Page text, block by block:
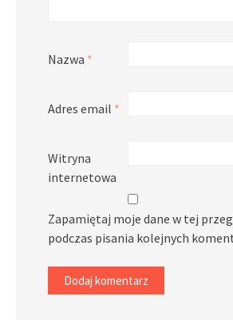
Nazwa *
Adres email *
Witryna
internetowa
Zapamiętaj moje dane w tej
podczas pisania kolejnych